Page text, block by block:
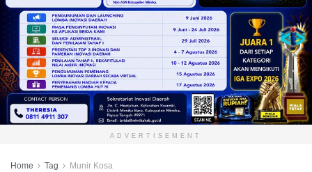
ADVERTISEMENT
Home Tag Munir Kosa